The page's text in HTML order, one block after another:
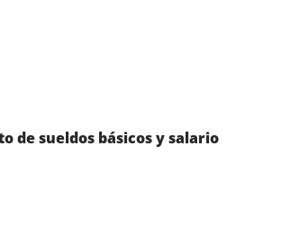
de sueldos básicos y salario